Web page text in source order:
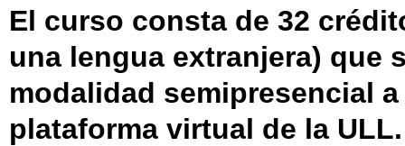
El curso consta de 32
una lengua extranjera) que
modalidad semipresencial
plataforma virtual de la ULL.